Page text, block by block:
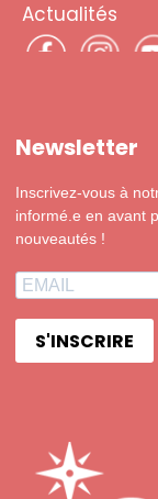
Actualités
Newsletter
Inscrivez-vous à
informé.e en avant
nouveautés !
S'INSCRIRE